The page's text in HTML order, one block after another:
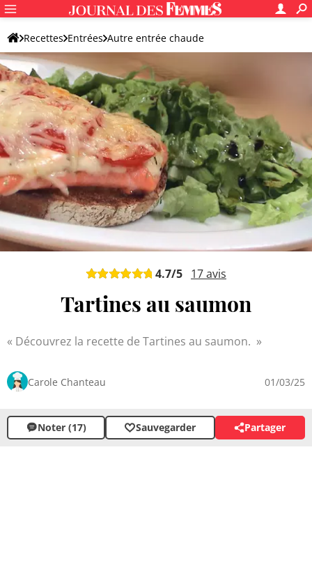
Recettes Entrées Autre entrée chaude
4.7/5 17avis
Tartines au saumon
Découvrez la recette de Tartines au saumon.
Carole Chanteau 01/03/25
Noter (17) Sauvegarder Partager